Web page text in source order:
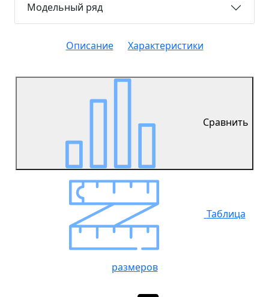
Модельный ряд
Описание Характеристики
Сравнить
Таблица
размеров